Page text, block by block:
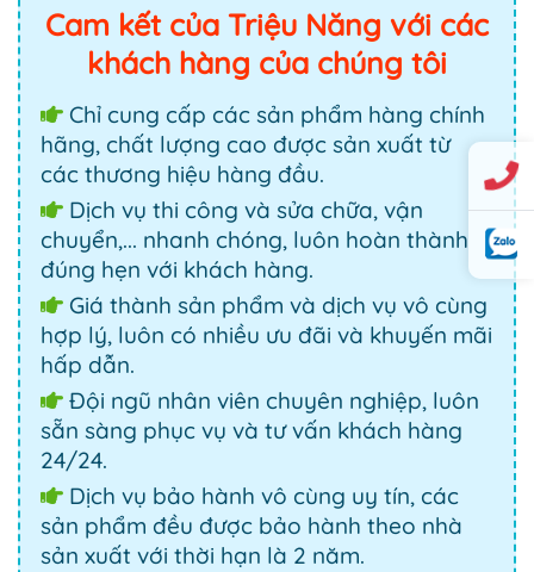
Cam kết của Triệu Năng với các
khách hàng của chúng tôi
Chỉ cung cấp các sản phẩm hàng chính
hãng, chất lượng cao được sản xuất từ
các thương hiệu hàng đầu.
Dịch vụ thi công và sửa chữa, vận
chuyển,... nhanh chóng, luôn hoàn thành
đúng hẹn với khách hàng.
Giá thành sản phẩm và dịch vụ vô cùng
hợp lý, luôn có nhiều ưu đãi và khuyến mãi
hấp dẫn.
Đội ngũ nhân viên chuyên nghiệp, luôn
sẵn sàng phục vụ và tư vấn khách hàng
24/24.
Dịch vụ bảo hành vô cùng uy tín, các
sản phẩm đều được bảo hành theo nhà
sản xuất với thời hạn là 2 năm.